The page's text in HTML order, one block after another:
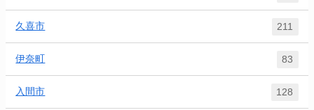
久喜市 211
伊奈町 83
入間市 128